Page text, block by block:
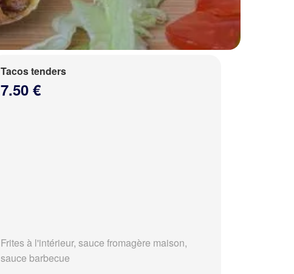
Tacos tenders
7.50 €
Frites à l'intérieur, sauce fromagère maison,
sauce barbecue